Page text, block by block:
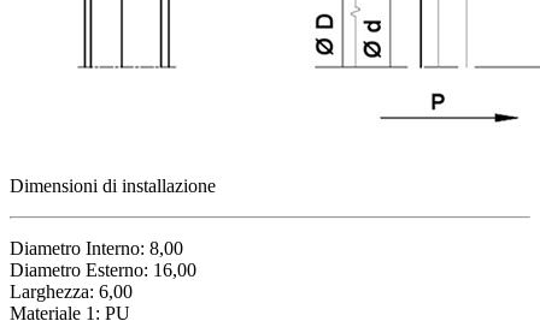
Dimensioni di installazione
Diametro Interno: 8,00
Diametro Esterno: 16,00
Larghezza: 6,00
Materiale 1: PU